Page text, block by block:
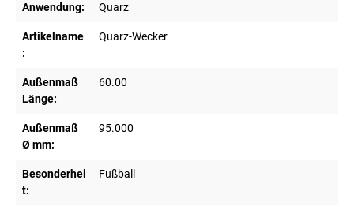
Anwendung: Quarz
Artikelname
:
Quarz-Wecker
Außenmaß
Länge:
60.00
Außenmaß
Ø mm:
95.000
Besonderhei
t:
Fußball